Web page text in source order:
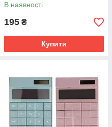
В наявності
195 ₴
Купити